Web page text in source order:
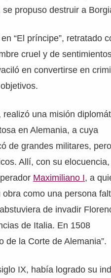
se propuso destruir a
“El príncipe”, retratado
cruel y de
en convertirse en
realizó una misión
en Alemania, a cuya
de grandes militares, pero
Allí, con su elocuencia,
Maximiliano I, a
como una persona
de invadir
de Italia. En 1508
de la Corte de Alemania”.
IX, había logrado su